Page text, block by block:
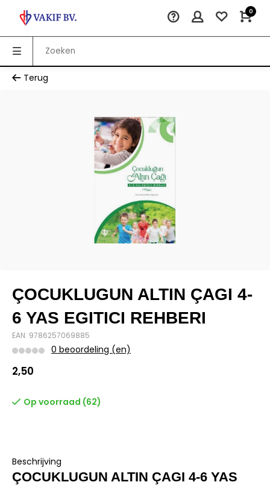
0
Terug
ÇOCUKLUGUN ALTIN ÇAGI 4-
6 YAS EGITICI REHBERI
EAN: 9786257069885
0 beoordeling (en)
2,50
Op voorraad (62)
Beschrijving
ÇOCUKLUGUN ALTIN ÇAGI 4-6 YAS